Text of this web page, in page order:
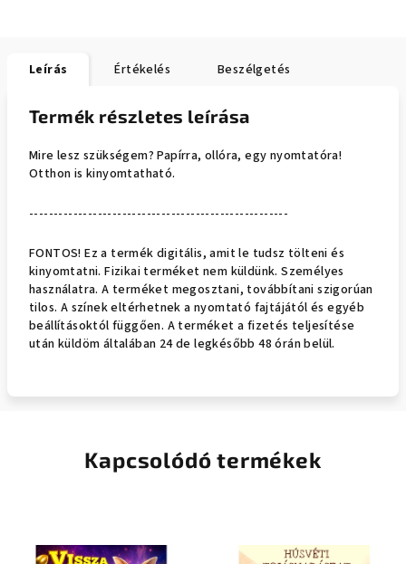
Leírás Értékelés Beszélgetés
Termék részletes leírása
Mire lesz szükségem? Papírra, ollóra, egy nyomtatóra!
Otthon is kinyomtatható.
-----------------------------------------------------
FONTOS! Ez a termék digitális, amit le tudsz tölteni és
kinyomtatni. Fizikai terméket nem küldünk. Személyes
használatra. A terméket megosztani, továbbítani szigorúan
tilos. A színek eltérhetnek a nyomtató fajtájától és egyéb
beállításoktól függően. A terméket a fizetés teljesítése
után küldöm általában 24 de legkésőbb 48 órán belül.
Kapcsolódó termékek